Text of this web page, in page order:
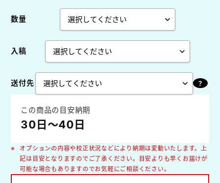
数量
入稿
送付先
この商品の目安納期
30日～40日
オプションの内容や校正状況などにより納期は変動いたします。上
記は目安となりますのでご了承ください。目安よりも早くお届けが
可能な場合もありますのでお気軽にご相談ください。